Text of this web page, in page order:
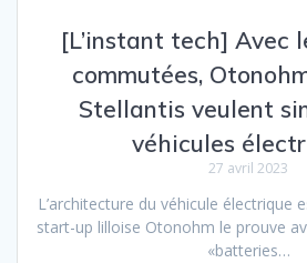
[L’instant tech] Avec
commutées,
Stellantis veulent
véhicules
27 avril 2023
L’architecture du véhicule électrique
start-up lilloise Otonohm le prouve
«batteries…